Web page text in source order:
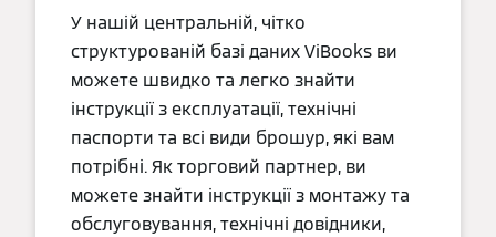
У нашій центральній, чітко
структурованій базі даних ViBooks ви
можете швидко та легко знайти
інструкції з експлуатації, технічні
паспорти та всі види брошур, які вам
потрібні. Як торговий партнер, ви
можете знайти інструкції з монтажу та
обслуговування, технічні довідники,